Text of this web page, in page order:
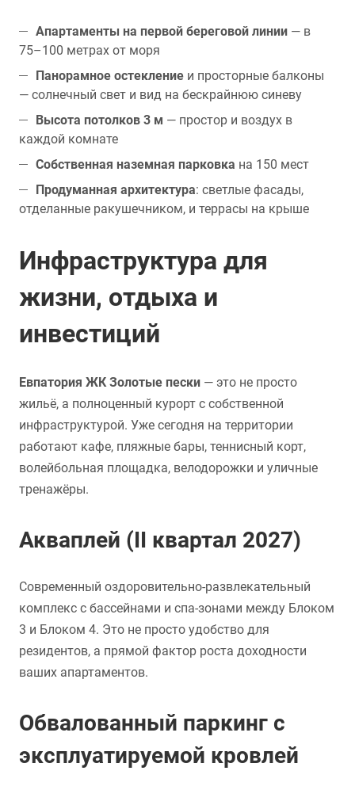
Апартаменты на первой береговой линии — в
75–100 метрах от моря
Панорамное остекление и просторные балконы
— солнечный свет и вид на бескрайнюю синеву
Высота потолков 3 м — простор и воздух в
каждой комнате
Собственная наземная парковка на 150 мест
Продуманная архитектура: светлые фасады,
отделанные ракушечником, и террасы на крыше
Инфраструктура для
жизни, отдыха и
инвестиций
Евпатория ЖК Золотые пески — это не просто
жильё, а полноценный курорт с собственной
инфраструктурой. Уже сегодня на территории
работают кафе, пляжные бары, теннисный корт,
волейбольная площадка, велодорожки и уличные
тренажёры.
Акваплей (II квартал 2027)
Современный оздоровительно-развлекательный
комплекс с бассейнами и спа-зонами между Блоком
3 и Блоком 4. Это не просто удобство для
резидентов, а прямой фактор роста доходности
ваших апартаментов.
Обвалованный паркинг с
эксплуатируемой кровлей